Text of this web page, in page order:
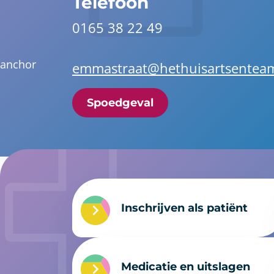
0165 38 22 49
Spoedgeval
anchor
Inschrijven als patiënt
Medicatie en uitslagen